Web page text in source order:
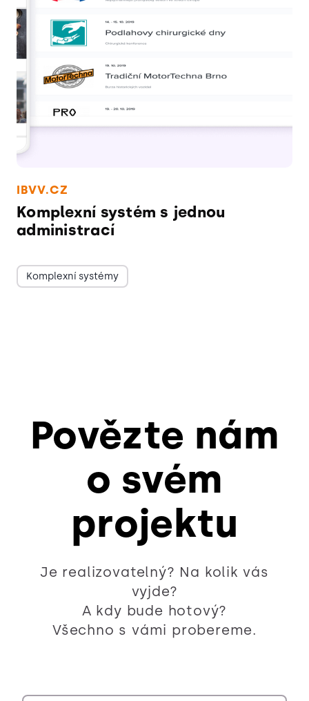
IBVV.CZ
Komplexní systém s jednou
administrací
Komplexní systémy
Povězte nám
o svém
projektu
Je realizovatelný? Na kolik vás
vyjde?
A kdy bude hotový?
Všechno s vámi probereme.